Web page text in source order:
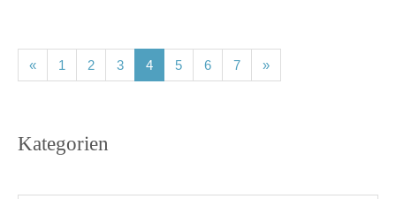
« 1 (current)
2(current)
3(current)
4(current)
5(current)
6(current)
7(current)
»
Kategorien